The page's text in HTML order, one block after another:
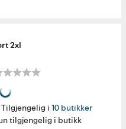
2xl
Tilgjengelig i 10 butikker
tilgjengelig i butikk